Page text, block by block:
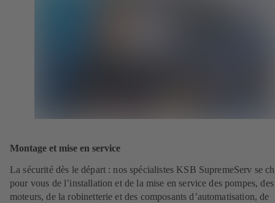
Montage et mise en service
La sécurité dès le départ : nos spécialistes KSB SupremeServ se
pour vous de l’installation et de la mise en service des pompes, des
moteurs, de la robinetterie et des composants d’automatisation, de